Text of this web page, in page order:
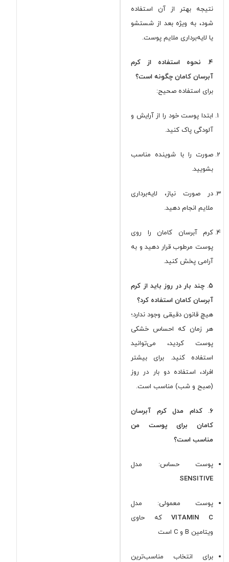
نتیجه بهتر از آن استفاده
شود، به ویژه بعد از شستشو
یا لایه‌برداری ملایم پوست.
۴. نحوه استفاده از کرم
آبرسان کامان چگونه است؟
برای استفاده صحیح:
ابتدا پوست خود را از آرایش و
آلودگی پاک کنید.
صورت را با شوینده مناسب
بشویید.
در صورت نیاز، لایه‌برداری
ملایم انجام دهید.
کرم آبرسان کامان را روی
پوست مرطوب قرار دهید و به
آرامی پخش کنید.
۵. چند بار در روز باید از کرم
آبرسان کامان استفاده کرد؟
هیچ قانون دقیقی وجود ندارد؛
هر زمان که احساس خشکی
پوست کردید، می‌توانید
استفاده کنید. برای بیشتر
افراد، استفاده دو بار در روز
(صبح و شب) مناسب است.
۶. کدام مدل کرم آبرسان
کامان برای پوست من
مناسب است؟
پوست حساس: مدل
SENSITIVE
پوست معمولی: مدل
VITAMIN Cکه حاوی
ویتامین B و C است
برای انتخاب مناسب‌ترین